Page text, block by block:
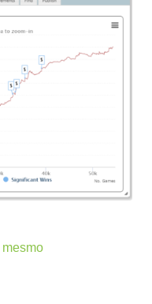
mesmo